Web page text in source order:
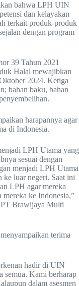
bahwa LPH UIN
dan kelayakan
terkait produk-produk
dengan program
39 Tahun 2021
Halal mewajibkan
2024. Ketiga
bahan baku, bahan
harapannya agar
di Indonesia.
LPH Utama yang
sesuai dengan
menjadi LPH Utama
ke luar negeri. Saat ini
LPH agar mereka
ke Indonesia,”
Brawijaya Multi
terima
hadir di UIN
semua. Kami berharap
dalam asesmen